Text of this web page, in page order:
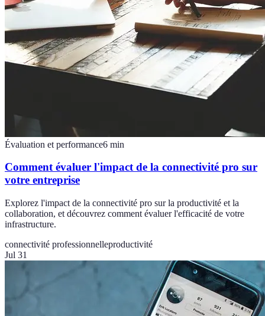
Évaluation et performance6 min
Comment évaluer l'impact de la connectivité pro sur
votre entreprise
Explorez l'impact de la connectivité pro sur la productivité et la
collaboration, et découvrez comment évaluer l'efficacité de votre
infrastructure.
connectivité professionnelleproductivité
Jul 31